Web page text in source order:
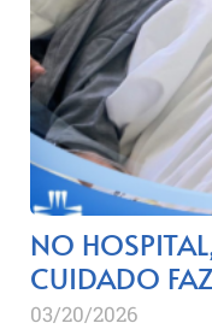
NO
CUIDADO
03/20/2026